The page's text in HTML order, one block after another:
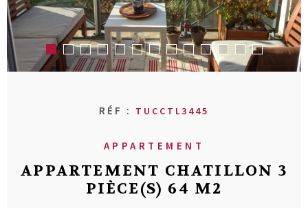
AVIS CLIENT
MON
RÉF : TUCCTL3445
APPARTEMENT
APPARTEMENT CHATILLON 3
PIÈCE(S) 64 M2
RECHERCHER